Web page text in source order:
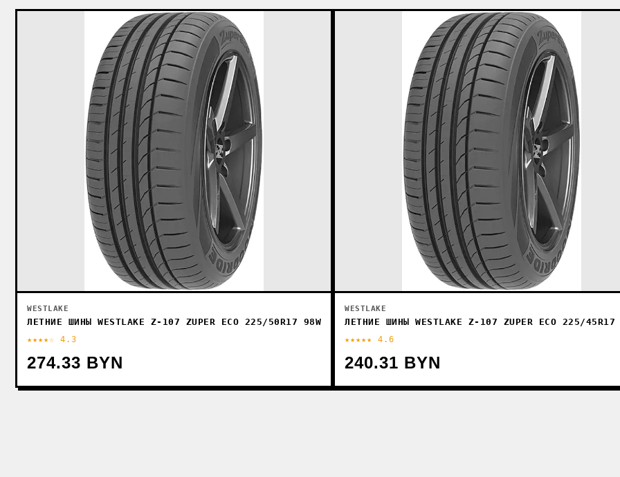
WESTLAKE
ЛЕТНИЕ ШИНЫ WESTLAKE Z-107 ZUPER ECO 225/50R17 98W
★★★★☆ 4.3
274.33 BYN
WESTLAKE
ЛЕТНИЕ ШИНЫ WESTLAKE Z-107 ZUPER ECO 225/45R17
★★★★★ 4.6
240.31 BYN